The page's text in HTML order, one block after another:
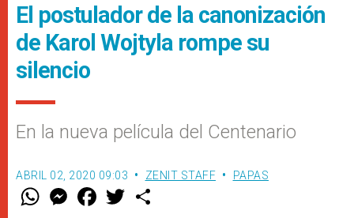
El postulador de la canonización
de Karol Wojtyla rompe su
silencio
En la nueva película del Centenario
ABRIL 02, 2020 09:03 ZENIT STAFF PAPAS
W M
e
F
a w